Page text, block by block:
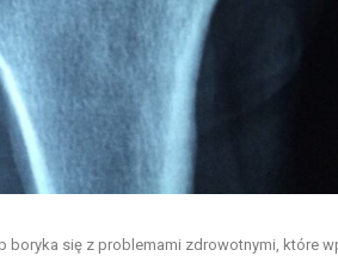
się z problemami zdrowotnymi, które